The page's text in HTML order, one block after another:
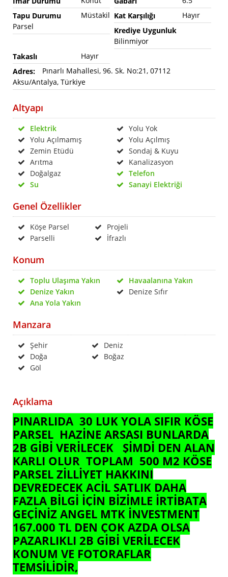
Tapu Durumu
Müstakil
Parsel
Kat Karşılığı
Hayır
Krediye Uygunluk
Bilinmiyor
Takaslı
Hayır
Adres:
Pınarlı Mahallesi, 96. Sk. No:21, 07112
Aksu/Antalya, Türkiye
Altyapı
Elektrik
Yolu Yok
Yolu Açılmamış
Yolu Açılmış
Zemin Etüdü
Sondaj & Kuyu
Arıtma
Kanalizasyon
Doğalgaz
Telefon
Su
Sanayi Elektriği
Genel Özellikler
Köşe Parsel
Projeli
Parselli
İfrazlı
Konum
Toplu Ulaşıma Yakın
Havaalanına Yakın
Denize Yakın
Denize Sıfır
Ana Yola Yakın
Manzara
Şehir
Deniz
Doğa
Boğaz
Göl
Açıklama
PINARLIDA 30 LUK YOLA SIFIR KÖSE
PARSEL HAZİNE ARSASI BUNLARDA
2B GİBİ VERİLECEK ŞİMDİ DEN ALAN
KARLI OLUR TOPLAM 500 M2 KÖSE
PARSEL ZİLLİYET HAKKINI
DEVREDECEK ACİL SATLIK DAHA
FAZLA BİLGİ İÇİN BİZİMLE İRTİBATA
GEÇİNİZ ANGEL MTK İNVESTMENT
167.000 TL DEN ÇOK AZDA OLSA
PAZARLIKLI 2B GİBİ VERİLECEK
KONUM VE FOTORAFLAR
TEMSİLİDİR,